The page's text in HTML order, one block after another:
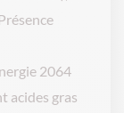
2064
acides gras